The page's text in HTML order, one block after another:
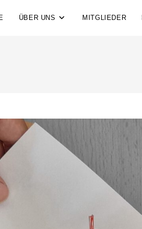
ÜBER UNS MITGLIEDER